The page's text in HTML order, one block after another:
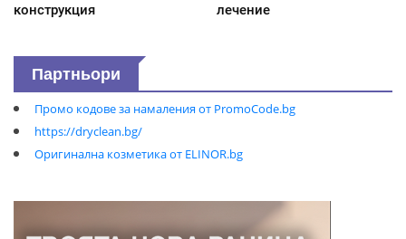
конструкция
лечение
Партньори
Промо кодове за намаления от PromoCode.bg
https://dryclean.bg/
Оригинална козметика от ELINOR.bg